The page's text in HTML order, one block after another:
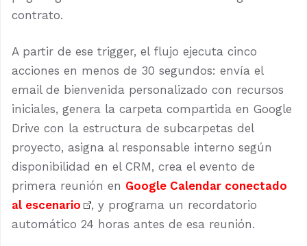
contrato.
A partir de ese trigger, el flujo ejecuta cinco
acciones en menos de 30 segundos: envía el
email de bienvenida personalizado con recursos
iniciales, genera la carpeta compartida en Google
Drive con la estructura de subcarpetas del
proyecto, asigna al responsable interno según
disponibilidad en el CRM, crea el evento de
primera reunión en Google Calendar conectado
al escenario
, y programa un recordatorio
automático 24 horas antes de esa reunión.